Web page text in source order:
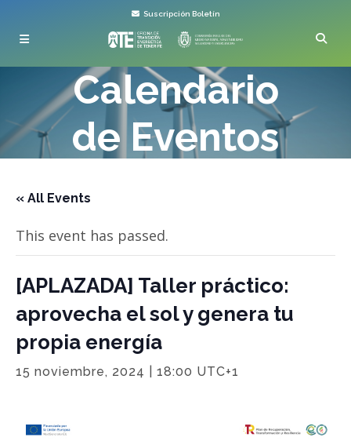
Suscripción Boletín
Calendario
de Eventos
« All Events
This event has passed.
[APLAZADA] Taller práctico:
aprovecha el sol y genera tu
propia energía
15 noviembre, 2024 | 18:00 UTC+1